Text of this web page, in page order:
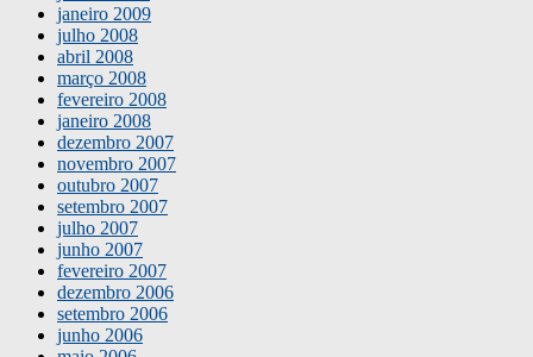
janeiro 2009
julho 2008
abril 2008
março 2008
fevereiro 2008
janeiro 2008
dezembro 2007
novembro 2007
outubro 2007
setembro 2007
julho 2007
junho 2007
fevereiro 2007
dezembro 2006
setembro 2006
junho 2006